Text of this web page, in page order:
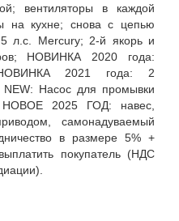
вентиляторы в каждой
на кухне; снова с цепью
л.с. Mercury; 2-й якорь и
НОВИНКА 2020 года:
НОВИНКА 2021 года: 2
NEW: Насос для промывки
2025 ГОД: навес,
самонадуваемый
в размере 5% +
покупатель (НДС